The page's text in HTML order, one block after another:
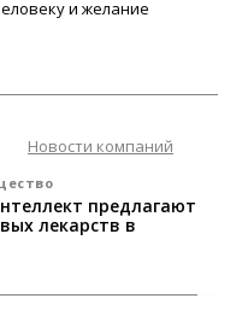
и желание
Новости компаний
предлагают
лекарств в